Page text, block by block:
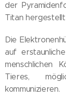
der
Titan hergestellt
Die
auf
menschlichen
Tieres,
kommunizieren.